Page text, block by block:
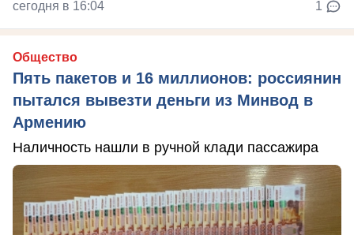
сегодня в 16:04 1
Общество
Пять пакетов и 16 миллионов: россиянин
пытался вывезти деньги из Минвод в
Армению
Наличность нашли в ручной клади пассажира